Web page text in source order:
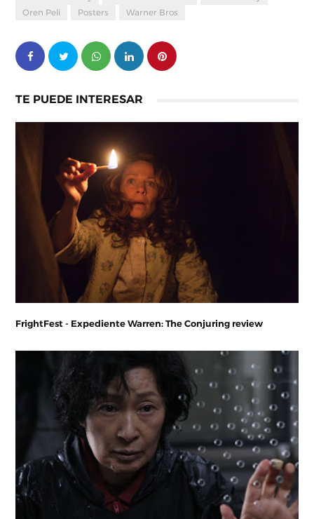
Oren Peli
Posters Warner Bros
TE PUEDE INTERESAR
FrightFest - Expediente Warren: The Conjuring review